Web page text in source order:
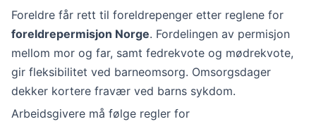
Foreldre får rett til foreldrepenger etter reglene for
foreldrepermisjon Norge. Fordelingen av permisjon
mellom mor og far, samt fedrekvote og mødrekvote,
gir fleksibilitet ved barneomsorg. Omsorgsdager
dekker kortere fravær ved barns sykdom.
Arbeidsgivere må følge regler for